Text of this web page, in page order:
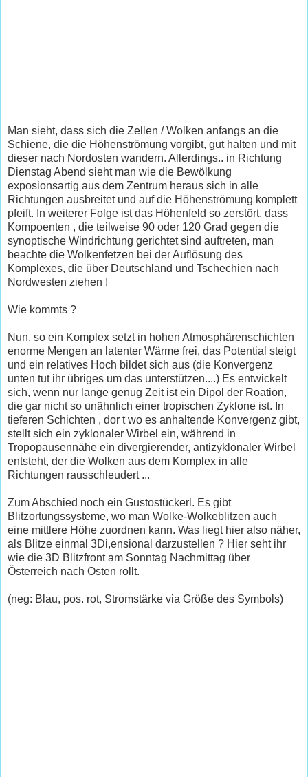
Man sieht, dass sich die Zellen / Wolken anfangs an die
Schiene, die die Höhenströmung vorgibt, gut halten und mit
dieser nach Nordosten wandern. Allerdings.. in Richtung
Dienstag Abend sieht man wie die Bewölkung
exposionsartig aus dem Zentrum heraus sich in alle
Richtungen ausbreitet und auf die Höhenströmung komplett
pfeift. In weiterer Folge ist das Höhenfeld so zerstört, dass
Kompoenten , die teilweise 90 oder 120 Grad gegen die
synoptische Windrichtung gerichtet sind auftreten, man
beachte die Wolkenfetzen bei der Auflösung des
Komplexes, die über Deutschland und Tschechien nach
Nordwesten ziehen !
Wie kommts ?
Nun, so ein Komplex setzt in hohen Atmosphärenschichten
enorme Mengen an latenter Wärme frei, das Potential steigt
und ein relatives Hoch bildet sich aus (die Konvergenz
unten tut ihr übriges um das unterstützen....) Es entwickelt
sich, wenn nur lange genug Zeit ist ein Dipol der Roation,
die gar nicht so unähnlich einer tropischen Zyklone ist. In
tieferen Schichten , dor t wo es anhaltende Konvergenz gibt,
stellt sich ein zyklonaler Wirbel ein, während in
Tropopausennähe ein divergierender, antizyklonaler Wirbel
entsteht, der die Wolken aus dem Komplex in alle
Richtungen rausschleudert ...
Zum Abschied noch ein Gustostückerl. Es gibt
Blitzortungssysteme, wo man Wolke-Wolkeblitzen auch
eine mittlere Höhe zuordnen kann. Was liegt hier also näher,
als Blitze einmal 3Di,ensional darzustellen ? Hier seht ihr
wie die 3D Blitzfront am Sonntag Nachmittag über
Österreich nach Osten rollt.
(neg: Blau, pos. rot, Stromstärke via Größe des Symbols)